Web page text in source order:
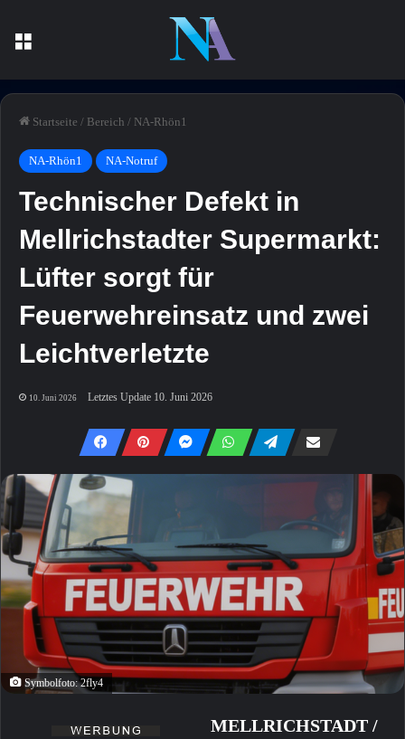
Startseite / Bereich / NA-Rhön1
NA-Rhön1 NA-Notruf
Technischer Defekt in
Mellrichstadter Supermarkt:
Lüfter sorgt für
Feuerwehreinsatz und zwei
Leichtverletzte
10. Juni 2026 Letztes Update 10. Juni 2026
Symbolfoto: 2fly4
MELLRICHSTADT /